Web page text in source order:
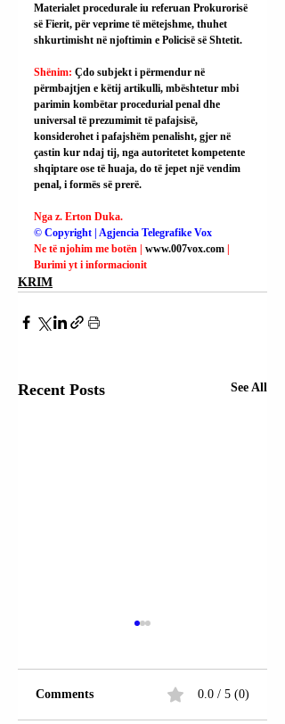
Materialet procedurale iu referuan Prokurorisë
së Fierit, për veprime të mëtejshme, thuhet
shkurtimisht në njoftimin e Policisë së Shtetit.
Shënim: Çdo subjekt i përmendur në
përmbajtjen e këtij artikulli, mbështetur mbi
parimin kombëtar procedurial penal dhe
universal të prezumimit të pafajsisë,
konsiderohet i pafajshëm penalisht, gjer në
çastin kur ndaj tij, nga autoritetet kompetente
shqiptare ose të huaja, do të jepet një vendim
penal, i formës së prerë.
Nga z. Erton Duka.
© Copyright | Agjencia Telegrafike Vox
Ne të njohim me botën | www.007vox.com
Burimi yt i informacionit
KRIM
Recent Posts See All
Comments 0.0 / 5 (0)